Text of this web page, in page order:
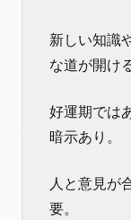
新しい知識
な道が開け
好運期では
暗示あり。
人と意見が
要。